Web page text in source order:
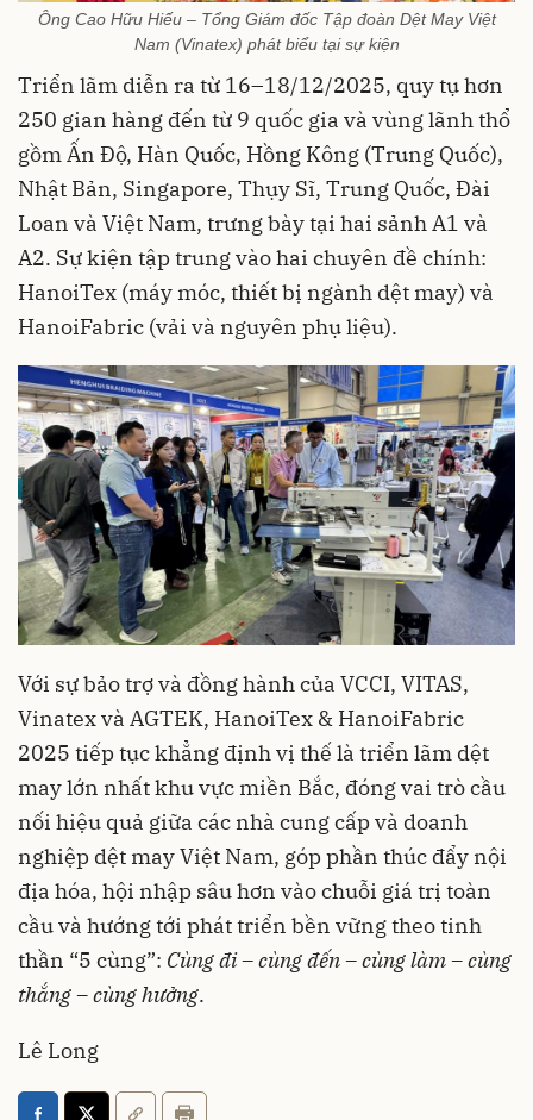
Ông Cao Hữu Hiếu – Tổng Giám đốc Tập đoàn Dệt May Việt
Nam (Vinatex) phát biểu tại sự kiện
Triển lãm diễn ra từ 16–18/12/2025, quy tụ hơn
250 gian hàng đến từ 9 quốc gia và vùng lãnh thổ
gồm Ấn Độ, Hàn Quốc, Hồng Kông (Trung Quốc),
Nhật Bản, Singapore, Thụy Sĩ, Trung Quốc, Đài
Loan và Việt Nam, trưng bày tại hai sảnh A1 và
A2. Sự kiện tập trung vào hai chuyên đề chính:
HanoiTex (máy móc, thiết bị ngành dệt may) và
HanoiFabric (vải và nguyên phụ liệu).
Với sự bảo trợ và đồng hành của VCCI, VITAS,
Vinatex và AGTEK, HanoiTex & HanoiFabric
2025 tiếp tục khẳng định vị thế là triển lãm dệt
may lớn nhất khu vực miền Bắc, đóng vai trò cầu
nối hiệu quả giữa các nhà cung cấp và doanh
nghiệp dệt may Việt Nam, góp phần thúc đẩy nội
địa hóa, hội nhập sâu hơn vào chuỗi giá trị toàn
cầu và hướng tới phát triển bền vững theo tinh
thần “5 cùng”: Cùng đi – cùng đến – cùng làm – cùng
thắng – cùng hưởng.
Lê Long